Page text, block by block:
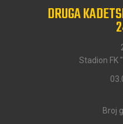
DRUGA
Stadion FK
Broj